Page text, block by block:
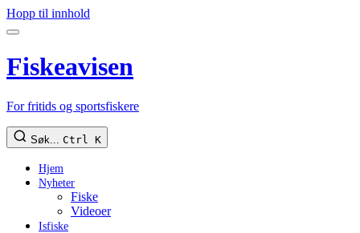
Hopp til innhold
Fiskeavisen
For fritids og sportsfiskere
Søk... Ctrl K
Hjem
Nyheter
Fiske
Videoer
Isfiske